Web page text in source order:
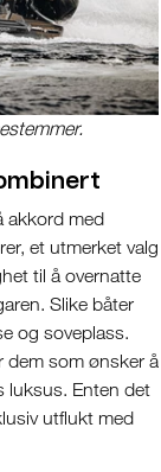
akkord med
et utmerket valg
til å overnatte
Slike båter
og soveplass.
dem som ønsker å
luksus. Enten det
utflukt med